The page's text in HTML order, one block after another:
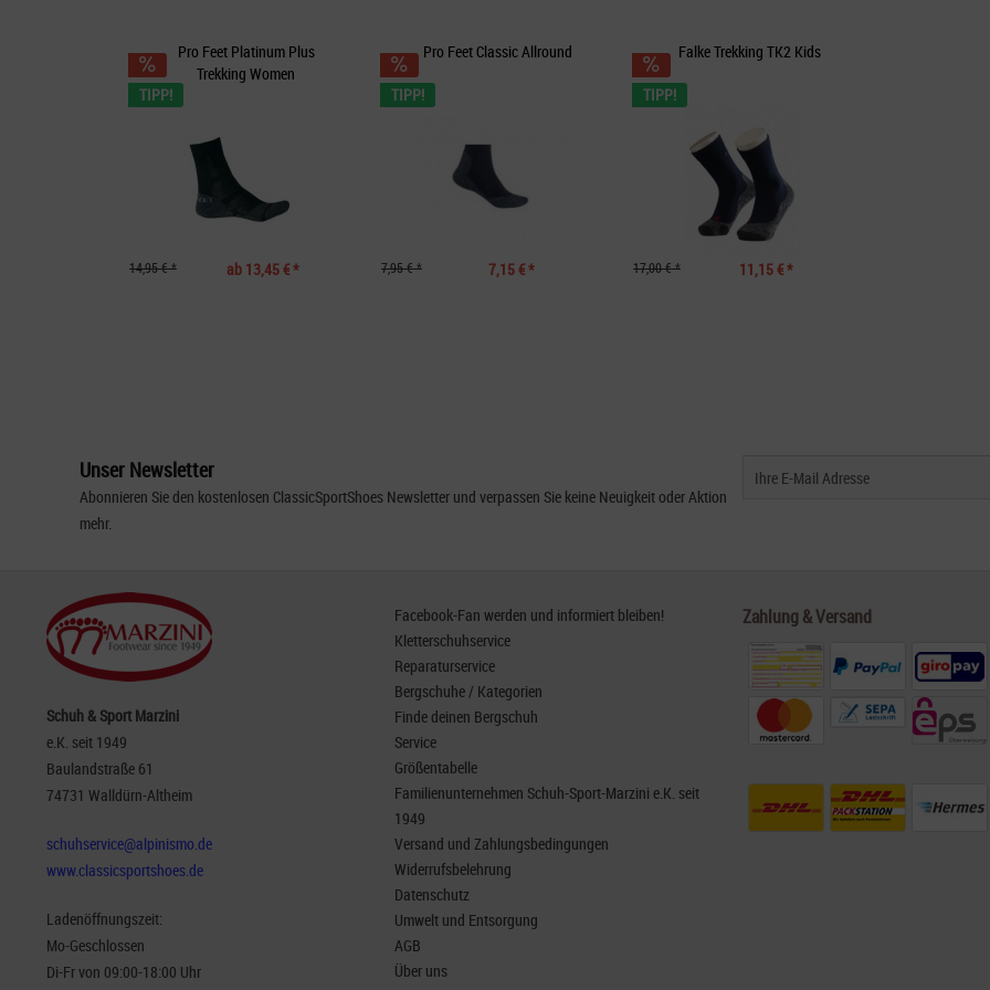
TIPP!
ab 13,45 € *
14,95 € *
Pro Feet Platinum Plus
Trekking Women
TIPP!
7,15 € *
7,95 € *
Pro Feet Classic Allround
TIPP!
11,15 € *
17,00 € *
Falke Trekking TK2 Kids
Unser Newsletter
Abonnieren Sie den kostenlosen ClassicSportShoes Newsletter und verpassen Sie keine Neuigkeit oder Aktion
mehr.
Schuh & Sport Marzini
e.K. seit 1949
Baulandstraße 61
74731 Walldürn-Altheim
schuhservice@alpinismo.de
www.classicsportshoes.de
Ladenöffnungszeit:
Mo-Geschlossen
Di-Fr von 09:00-18:00 Uhr
Facebook-Fan werden und informiert bleiben!
Kletterschuhservice
Reparaturservice
Bergschuhe / Kategorien
Finde deinen Bergschuh
Service
Größentabelle
Familienunternehmen Schuh-Sport-Marzini e.K. seit
1949
Versand und Zahlungsbedingungen
Widerrufsbelehrung
Datenschutz
Umwelt und Entsorgung
AGB
Über uns
Zahlung & Versand